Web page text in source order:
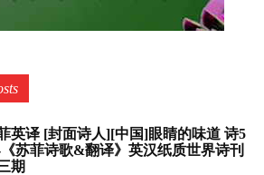
英译 [封面诗人][中国]眼睛的味道 诗5
苏菲诗歌&翻译》英汉纸质世界诗刊
期